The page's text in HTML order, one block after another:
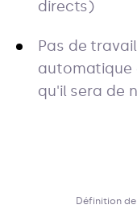
directs)
Pas de
automatique
qu'il sera de
Définition